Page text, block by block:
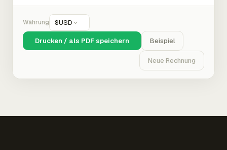
Währung $USD
Drucken / als PDF speichern Beispiel
Neue Rechnung